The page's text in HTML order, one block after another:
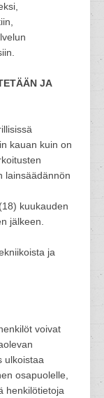
JA
kauan kuin on
lainsäädännön
kuukauden
jälkeen.
ja
voivat
ulkoistaa
osapuolelle,
henkilötietoja